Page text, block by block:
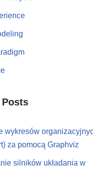
Posts
wykresów
za pomocą Graphviz
silników układania w